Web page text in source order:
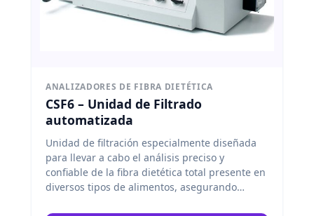
ANALIZADORES DE FIBRA DIETÉTICA
CSF6 – Unidad de Filtrado
automatizada
Unidad de filtración especialmente diseñada
para llevar a cabo el análisis preciso y
confiable de la fibra dietética total presente en
diversos tipos de alimentos, asegurando